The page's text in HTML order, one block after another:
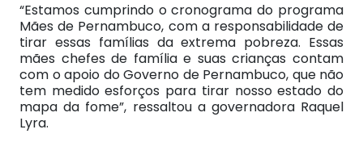
“Estamos cumprindo o cronograma do programa
Mães de Pernambuco, com a responsabilidade de
tirar essas famílias da extrema pobreza. Essas
mães chefes de família e suas crianças contam
com o apoio do Governo de Pernambuco, que não
tem medido esforços para tirar nosso estado do
mapa da fome”, ressaltou a governadora Raquel
Lyra.